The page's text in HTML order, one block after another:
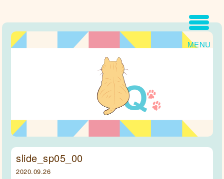
MENU
slide_sp05_00
2020.09.26